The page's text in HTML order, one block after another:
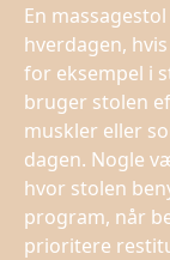
En
hverdagen,
for eksempel i
bruger stolen
muskler eller
dagen. Nogle
hvor stolen
program, når
prioritere